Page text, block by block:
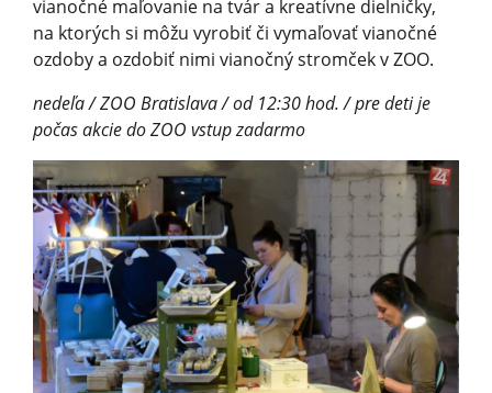
vianočné maľovanie na tvár a kreatívne dielničky,
na ktorých si môžu vyrobiť či vymaľovať vianočné
ozdoby a ozdobiť nimi vianočný stromček v ZOO.
nedeľa / ZOO Bratislava / od 12:30 hod. / pre deti je
počas akcie do ZOO vstup zadarmo